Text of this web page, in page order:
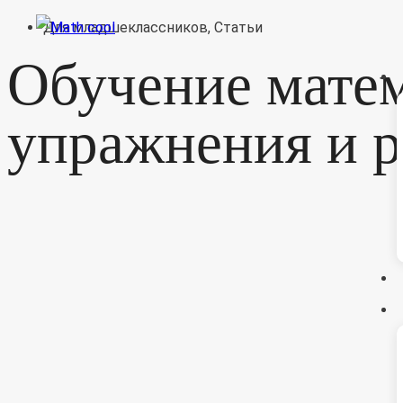
Перейти
содержимому
Для младшеклассников, Статьи
Обучение
упражнения и